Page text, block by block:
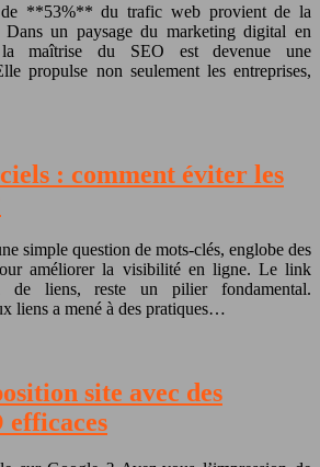
de **53%** du trafic web provient de la
Dans un paysage du marketing digital en
la maîtrise du SEO est devenue une
propulse non seulement les entreprises,
: comment éviter les
simple question de mots-clés, englobe des
améliorer la visibilité en ligne. Le link
de liens, reste un pilier fondamental.
liens a mené à des pratiques…
site avec des
efficaces